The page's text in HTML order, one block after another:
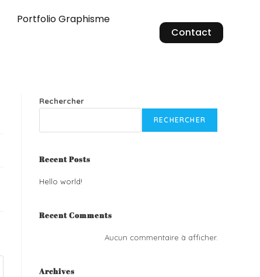
Portfolio Graphisme
Contact
Rechercher
RECHERCHER
Recent Posts
Hello world!
Recent Comments
Aucun commentaire à afficher.
Archives